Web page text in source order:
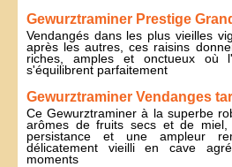
Gewurztraminer Prestige
Vendangés dans les plus vieilles
après les autres, ces raisins
riches, amples et onctueux où
s'équilibrent parfaitement
Gewurztraminer Vendanges
Ce Gewurztraminer à la superbe
arômes de fruits secs et de
persistance et une ampleur
délicatement vieilli en cave
moments